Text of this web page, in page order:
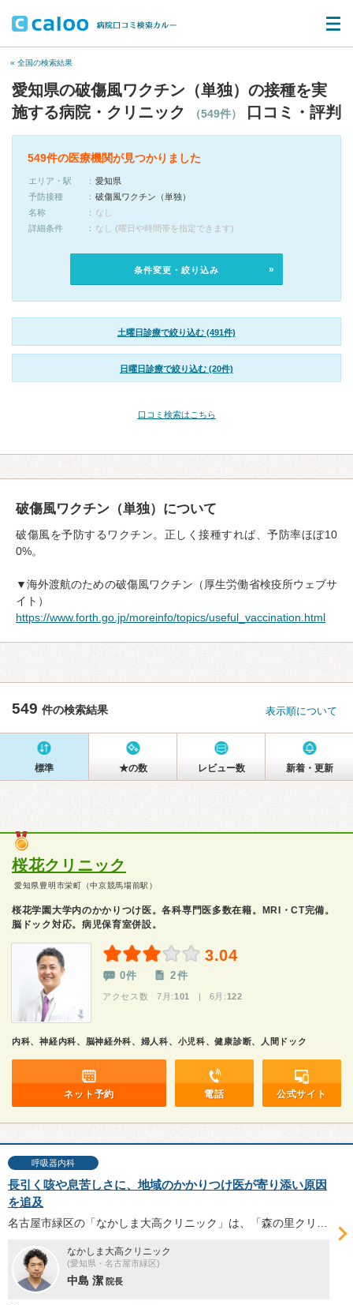
« 全国の検索結果
愛知県の破傷風ワクチン（単独）の接種を実
施する病院・クリニック
（549件） 口コミ・評判
549件の医療機関が見つかりました
エリア・駅
愛知県
予防接種
破傷風ワクチン（単独）
名称
なし
詳細条件
なし (曜日や時間帯を指定できます)
条件変更・絞り込み
土曜日診療で絞り込む (491件)
日曜日診療で絞り込む (20件)
口コミ検索はこちら
破傷風ワクチン（単独）について
破傷風を予防するワクチン。正しく接種すれば、予防率ほぼ10
0%。
▼海外渡航のための破傷風ワクチン（厚生労働省検疫所ウェブサ
イト）
https://www.forth.go.jp/moreinfo/topics/useful_vaccination.html
549 件の検索結果 表示順について
標準 ★の数 レビュー数 新着・更新
桜花クリニック
愛知県豊明市栄町（中京競馬場前駅）
桜花学園大学内のかかりつけ医。各科専門医多数在籍。MRI・CT完備。
脳ドック対応。病児保育室併設。
3.04
0件 2件
アクセス数 7月: 101 | 6月: 122
内科、神経内科、脳神経外科、婦人科、小児科、健康診断、人間ドック
ネット予約 電話 公式サイト
呼吸器内科
長引く咳や息苦しさに、地域のかかりつけ医が寄り添い原因
を追及
なかしま大高クリニック
(愛知県・名古屋市緑区)
中島 潔 院長